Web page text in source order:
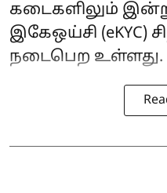
கடைகளிலும்
இகேஒய்சி (eKYC)
நடைபெற உள்ளது.